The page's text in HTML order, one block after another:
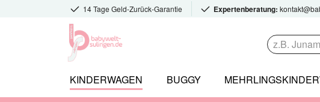
14 Tage Geld-Zurück-Garantie Expertenberatung:
KINDERWAGEN BUGGY